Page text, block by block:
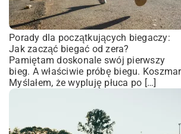
Porady dla początkujących biegaczy:
Jak zacząć biegać od zera?
Pamiętam doskonale swój pierwszy
bieg. A właściwie próbę biegu.
Myślałem, że wypluję płuca po […]